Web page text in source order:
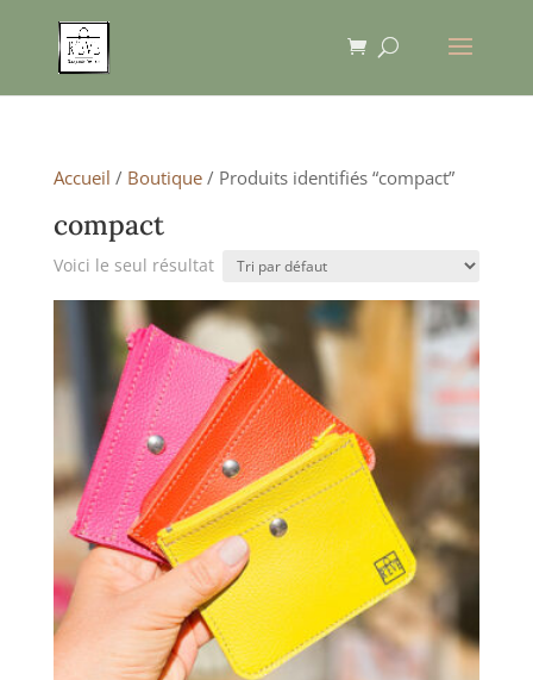
Accueil / Boutique/ Produits identifiés “compact”
compact
Voici le seul résultat